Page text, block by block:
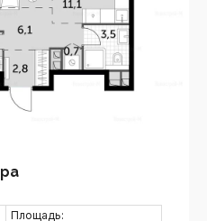
Площадь: